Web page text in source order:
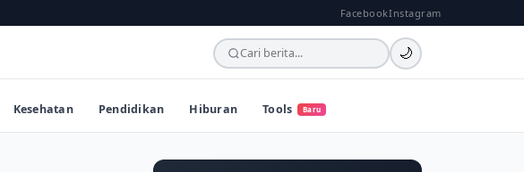
FacebookInstagram
🌙
Kesehatan Pendidikan Hiburan Tools Baru